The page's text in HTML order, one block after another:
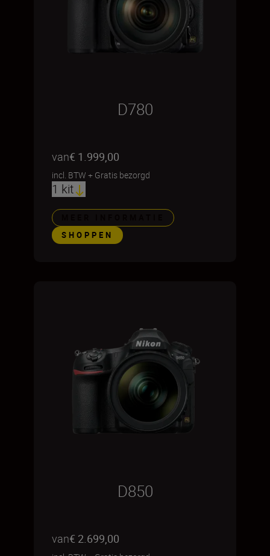
D780
van€ 1.999,00
incl. BTW + Gratis bezorgd
1 kit
SHOPPEN
D850
van€ 2.699,00